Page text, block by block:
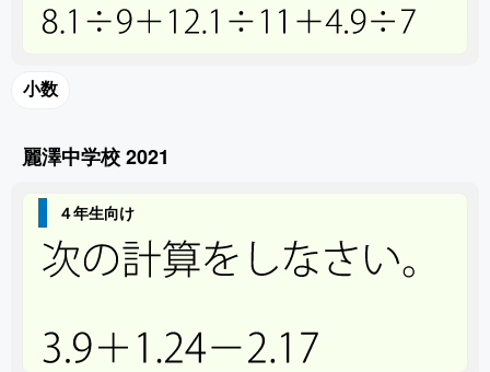
小数
麗澤中学校 2021
４年生向け